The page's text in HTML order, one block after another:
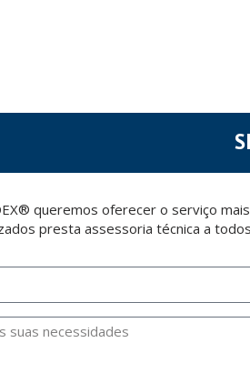
are strictly confidential and shall be treated with the
any time exercise their rights of access, rectification,
queremos oferecer o serviço
presta assessoria técnica a